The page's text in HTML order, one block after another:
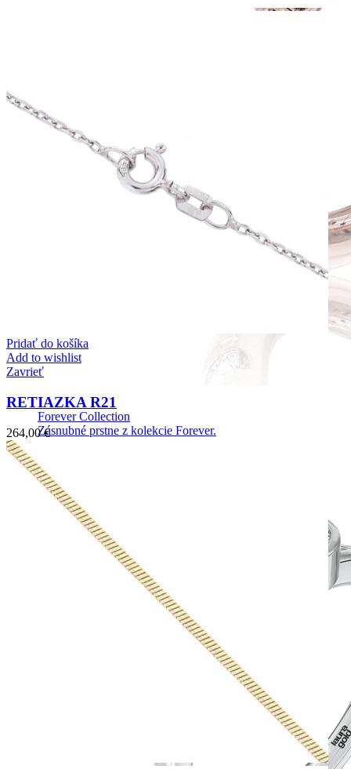
Forever Collection
Zásnubné prstne z kolekcie Forever.
Pridať do košíka
Add to wishlist
Zavrieť
RETIAZKA R21
264,00€